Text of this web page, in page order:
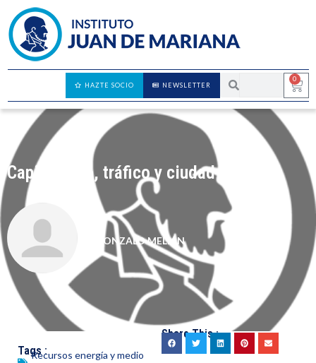
0
NEWSLETTER
HAZTE SOCIO
Capitalismo, tráfico y ciudad (I)
GONZALO MELIÁN
Tags :
Recursos energía y medio
Share This :